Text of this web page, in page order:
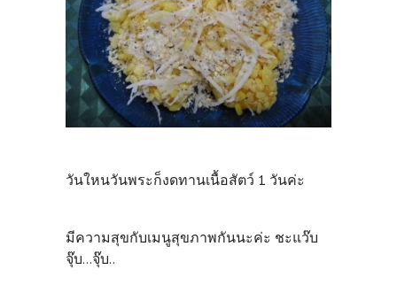
วันใหนวันพระก็งดทานเนื้อสัตว์ 1 วันค่ะ
มีความสุขกับเมนูสุขภาพกันนะค่ะ ชะแว๊บ
จุ๊บ...จุ๊บ..